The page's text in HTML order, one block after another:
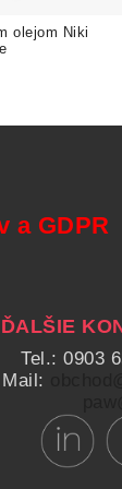
olejom Niki
a GDPR
ĎALŠIE
Tel.: 0903
Mail: